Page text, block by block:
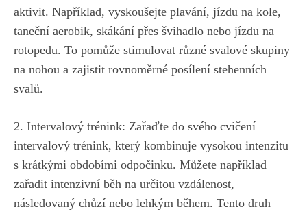
aktivit.⁢ Například, vyskoušejte ‌plavání, jízdu na ⁤kole,
taneční ‌aerobik, skákání přes⁢ švihadlo nebo jízdu⁢ na
rotopedu. To pomůže stimulovat‌ různé svalové skupiny​
na‌ nohou a zajistit rovnoměrné posílení stehenních⁤
svalů.
2. Intervalový trénink:‍ Zařaďte⁢ do svého cvičení
intervalový trénink, který kombinuje vysokou⁤ intenzitu
s ⁢krátkými obdobími odpočinku. Můžete například⁤
zařadit intenzivní ⁤běh⁣ na‍ určitou vzdálenost,
následovaný​ chůzí‍ nebo lehkým během. Tento druh